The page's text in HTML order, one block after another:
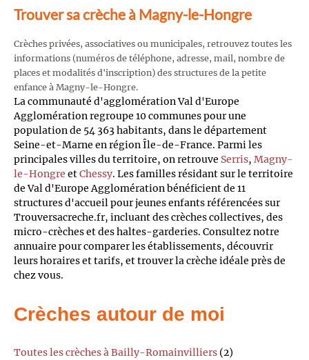
Trouver sa crèche à Magny-le-Hongre
Crèches privées, associatives ou municipales, retrouvez toutes les
informations (numéros de téléphone, adresse, mail, nombre de
places et modalités d'inscription) des structures de la petite
enfance à Magny-le-Hongre.
La communauté d'agglomération Val d'Europe
Agglomération regroupe 10 communes pour une
population de 54 363 habitants, dans le département
Seine-et-Marne en région Île-de-France. Parmi les
principales villes du territoire, on retrouve Serris, Magny-
le-Hongre etChessy. Les familles résidant sur le territoire
de Val d'Europe Agglomération bénéficient de 11
structures d'accueil pour jeunes enfants référencées sur
Trouversacreche.fr, incluant des crèches collectives, des
micro-crèches et des haltes-garderies. Consultez notre
annuaire pour comparer les établissements, découvrir
leurs horaires et tarifs, et trouver la crèche idéale près de
chez vous.
Crèches autour de moi
Toutes les crèches à Bailly-Romainvilliers (2)